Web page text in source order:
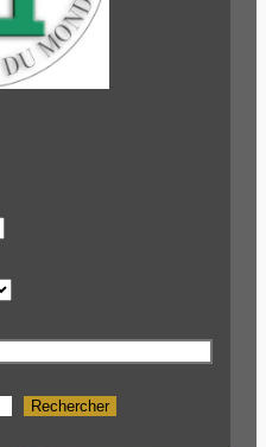
Rechercher